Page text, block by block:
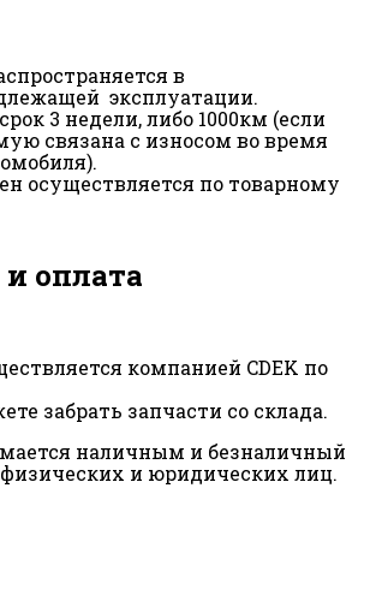
в
эксплуатации.
3 недели, либо 1000км (если
связана с износом во время
осуществляется по товарному
оплата
компанией CDEK по
забрать запчасти со склада.
наличным и безналичный
и юридических лиц.